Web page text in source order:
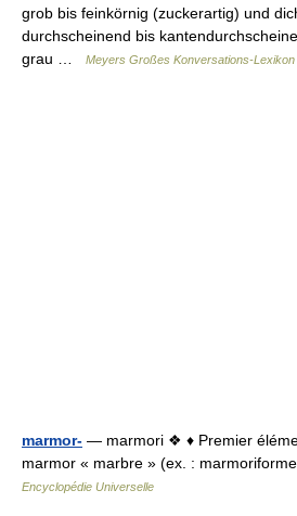
grob bis feinkörnig (zuckerartig) und
durchscheinend bis
grau …
Meyers Großes Konversations-Lexikon
marmor- — marmori ❖ ♦ Premier
marmor « marbre » (ex. :
Encyclopédie Universelle